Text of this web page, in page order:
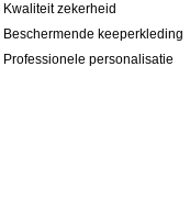
Kwaliteit zekerheid
Beschermende keeperkleding
Professionele personalisatie